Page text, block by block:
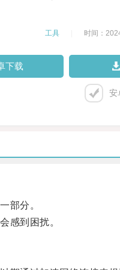
工具 时间：
下载
安
部分。
到困扰。